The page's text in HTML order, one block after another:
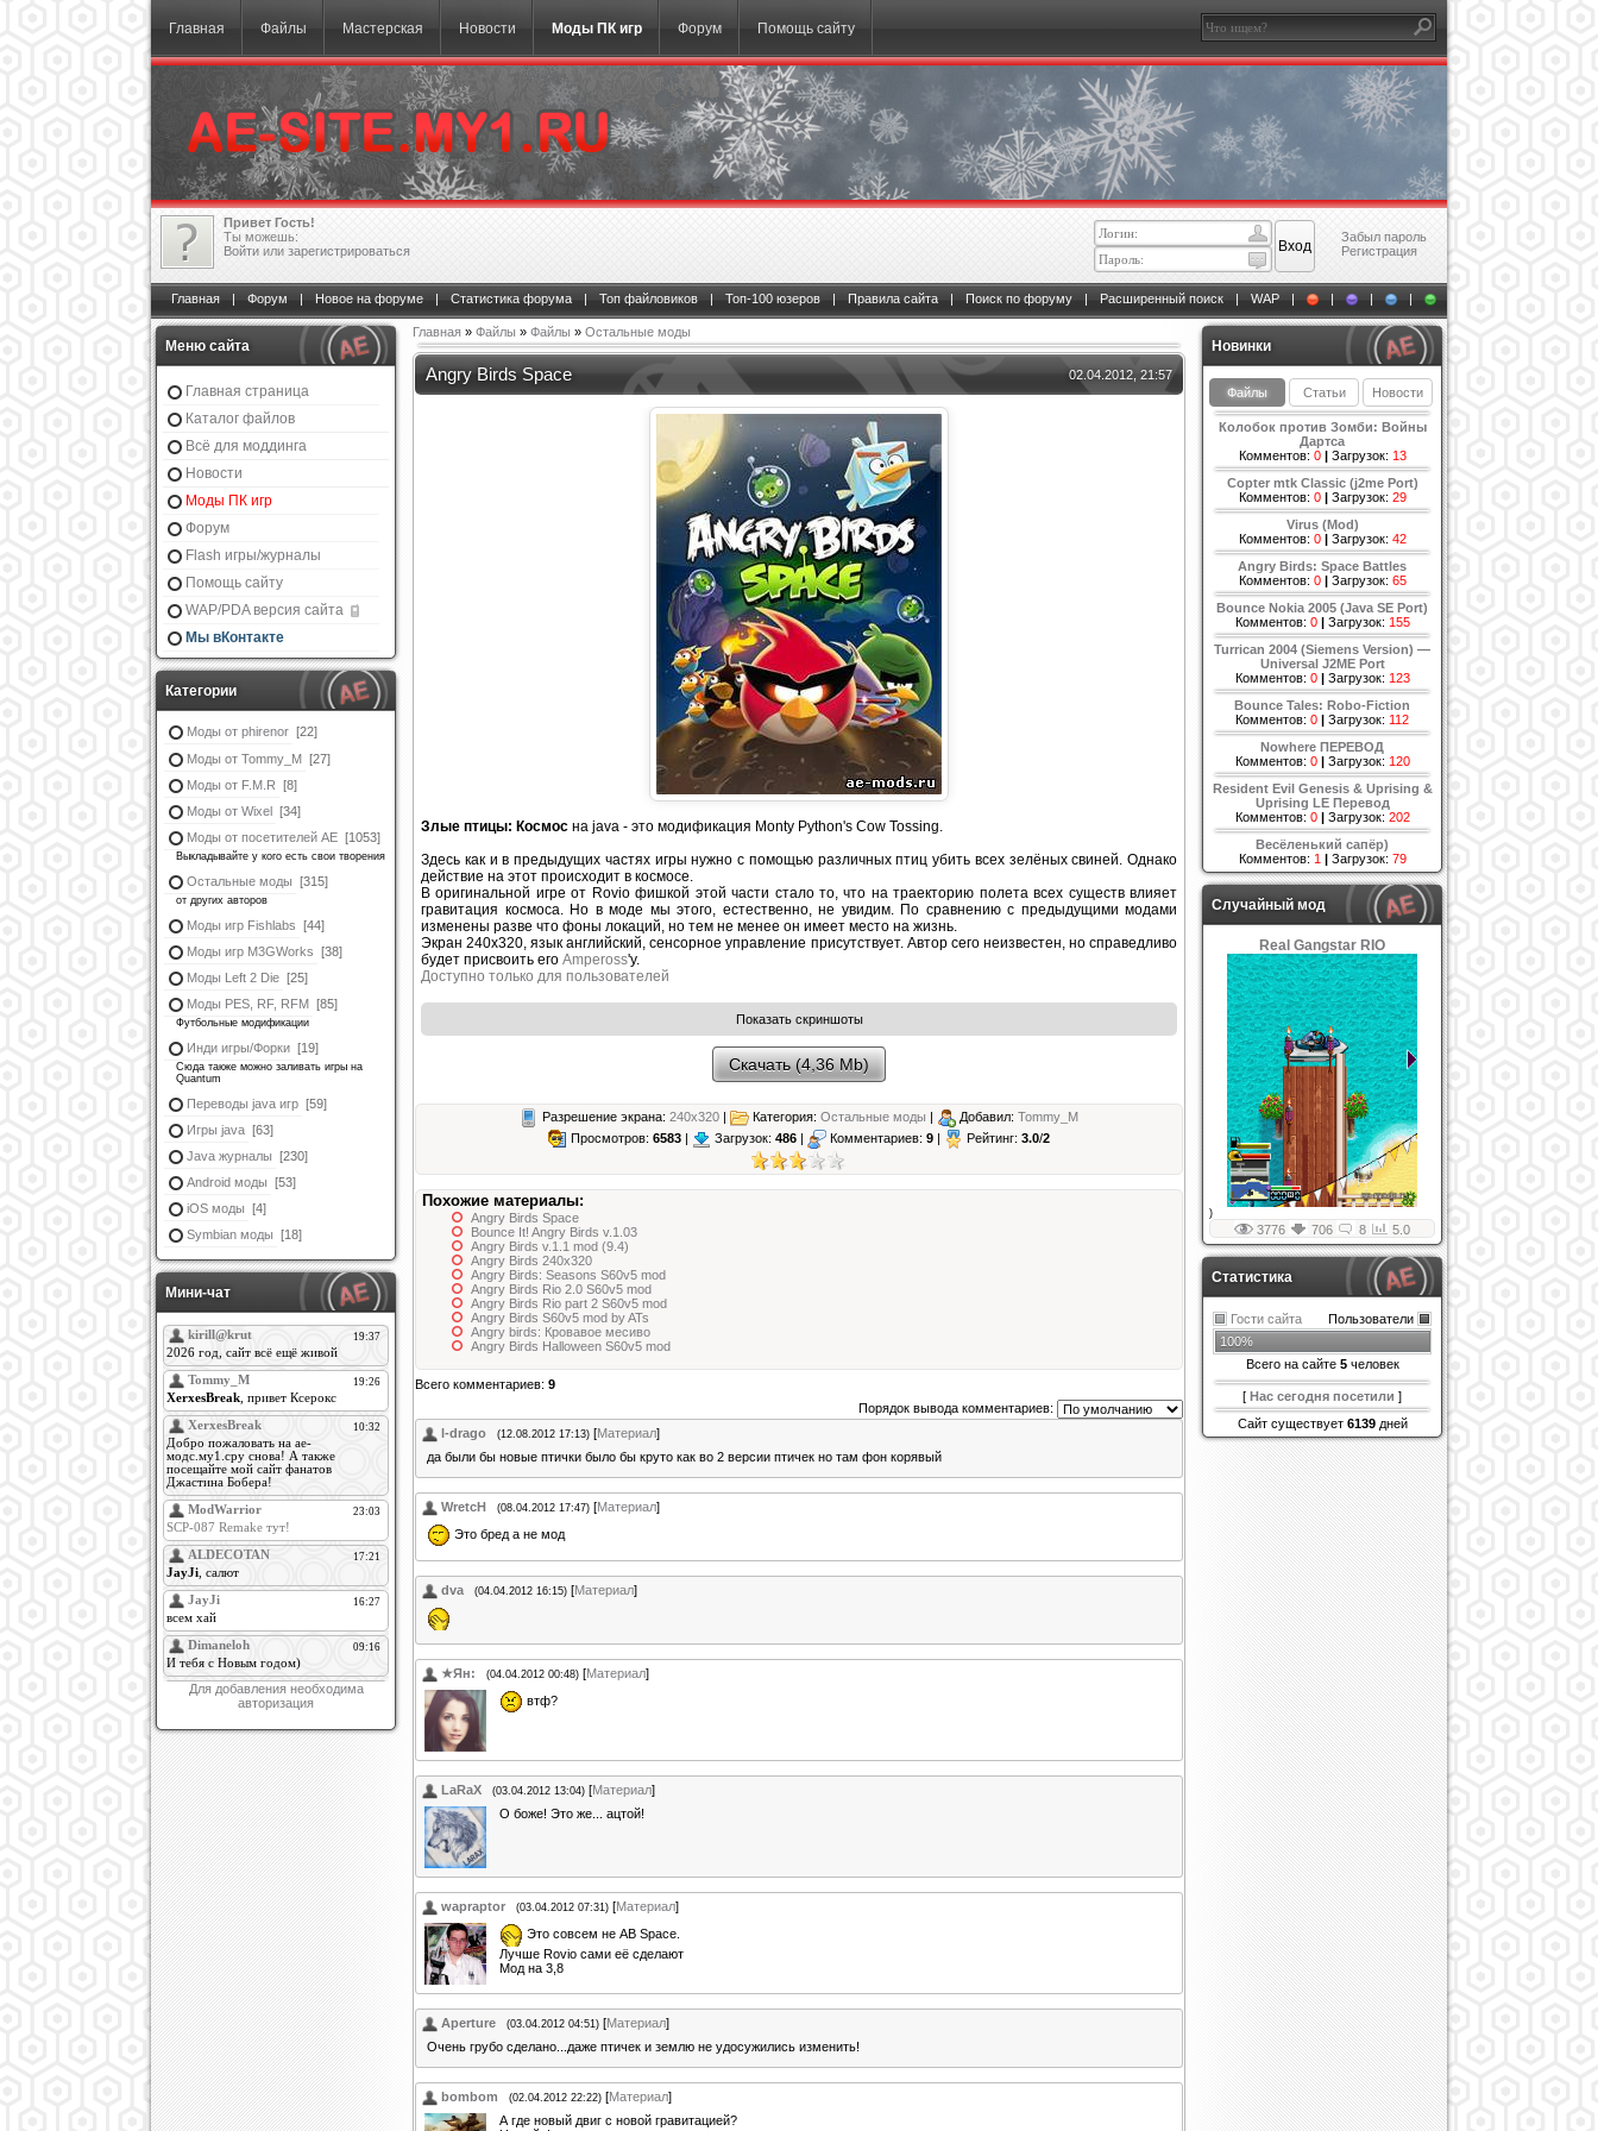
Главная Файлы Мастерская Новости Моды ПК игр Форум Помощь сайту
Привет Гость!
Ты можешь:
Войти или зарегистрироваться
Забыл пароль
Регистрация
Главная | Форум | Новое на форуме | Статистика форума | Топ файловиков | Топ-100 юзеров | Правила сайта | Поиск по форуму | Расширенный поиск | WAP | | | |
Меню сайта
Главная страница
Каталог файлов
Всё для моддинга
Новости
Моды ПК игр
Форум
Flash игры/журналы
Помощь сайту
WAP/PDA версия сайта
Мы вКонтакте
Категории
Моды от phirenor [22]
Моды от Tommy_M [27]
Моды от F.M.R [8]
Моды от Wixel [34]
Моды от посетителей АЕ [1053]
Выкладывайте у кого есть свои творения
Остальные моды [315]
от других авторов
Моды игр Fishlabs [44]
Моды игр M3GWorks [38]
Моды Left 2 Die [25]
Моды PES, RF, RFM [85]
Футбольные модификации
Инди игры/Форки [19]
Сюда также можно заливать игры на
Quantum
Переводы java игр [59]
Игры java [63]
Java журналы [230]
Android моды [53]
iOS моды [4]
Symbian моды [18]
Мини-чат
Для добавления необходима
авторизация
Главная » Файлы » Файлы » Остальные моды
02.04.2012, 21:57
Angry Birds Space
Злые птицы: Космос на java - это модификация Monty Python's Cow Tossing.
Здесь как и в предыдущих частях игры нужно с помощью различных птиц убить всех зелёных свиней. Однако
действие на этот происходит в космосе.
В оригинальной игре от Rovio фишкой этой части стало то, что на траекторию полета всех существ влияет
гравитация космоса. Но в моде мы этого, естественно, не увидим. По сравнению с предыдущими модами
изменены разве что фоны локаций, но тем не менее он имеет место на жизнь.
Экран 240x320, язык английский, сенсорное управление присутствует. Автор сего неизвестен, но справедливо
будет присвоить его Ampeross'у.
Доступно только для пользователей
Скачать (4,36 Mb)
Разрешение экрана: 240x320 | Категория: Остальные моды | Добавил: Tommy_M
Просмотров: 6583 | Загрузок: 486 | Комментариев: 9 | Рейтинг: 3.0/2
Похожие материалы:
Angry Birds Space
Bounce It! Angry Birds v.1.03
Angry Birds v.1.1 mod (9.4)
Angry Birds 240x320
Angry Birds: Seasons S60v5 mod
Angry Birds Rio 2.0 S60v5 mod
Angry Birds Rio part 2 S60v5 mod
Angry Birds S60v5 mod by ATs
Angry birds: Кровавое месиво
Angry Birds Halloween S60v5 mod
Всего комментариев: 9
Порядок вывода комментариев:
l-drago
(12.08.2012 17:13) [Материал]
да были бы новые птички было бы круто как во 2 версии птичек но там фон корявый
WretcH (08.04.2012 17:47) [Материал]
Это бред а не мод
dva (04.04.2012 16:15) [Материал]
★Ян: (04.04.2012 00:48) [Материал]
втф?
LaRaX (03.04.2012 13:04) [Материал]
О боже! Это же... ацтой!
wapraptor (03.04.2012 07:31) [Материал]
Это совсем не AB Space.
Лучше Rovio сами её сделают
Мод на 3,8
Aperture (03.04.2012 04:51) [Материал]
Очень грубо сделано...даже птичек и землю не удосужились изменить!
bombom (02.04.2012 22:22) [Материал]
А где новый двиг с новой гравитацией?
Новинки
Файлы Статьи Новости
Колобок против Зомби: Войны
Дартса
Комментов: 0| Загрузок: 13
Copter mtk Classic (j2me Port)
Комментов: 0| Загрузок: 29
Virus (Mod)
Комментов: 0| Загрузок: 42
Angry Birds: Space Battles
Комментов: 0| Загрузок: 65
Bounce Nokia 2005 (Java SE Port)
Комментов: 0| Загрузок: 155
Turrican 2004 (Siemens Version) —
Universal J2ME Port
Комментов: 0| Загрузок: 123
Bounce Tales: Robo-Fiction
Комментов: 0 | Загрузок: 112
Nowhere ПЕРЕВОД
Комментов: 0| Загрузок: 120
Resident Evil Genesis & Uprising &
Uprising LE Перевод
Комментов: 0| Загрузок: 202
Весёленький сапёр)
Комментов: 1 | Загрузок: 79
Случайный мод
Real Gangstar RIO
)
3776 706 8 5.0
Статистика
Пользователи
Гости сайта
100%
Всего на сайте 5человек
[ Нас сегодня посетили ]
Сайт существует 6139дней